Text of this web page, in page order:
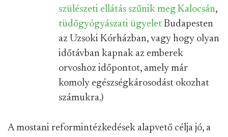
szülészeti ellátás szűnik meg Kalocsán,
tüdőgyógyászati ügyelet Budapesten
az Uzsoki Kórházban, vagy hogy olyan
időtávban kapnak az emberek
orvoshoz időpontot, amely már
komoly egészségkárosodást okozhat
számukra.)
A mostani reformintézkedések alapvető célja jó, a